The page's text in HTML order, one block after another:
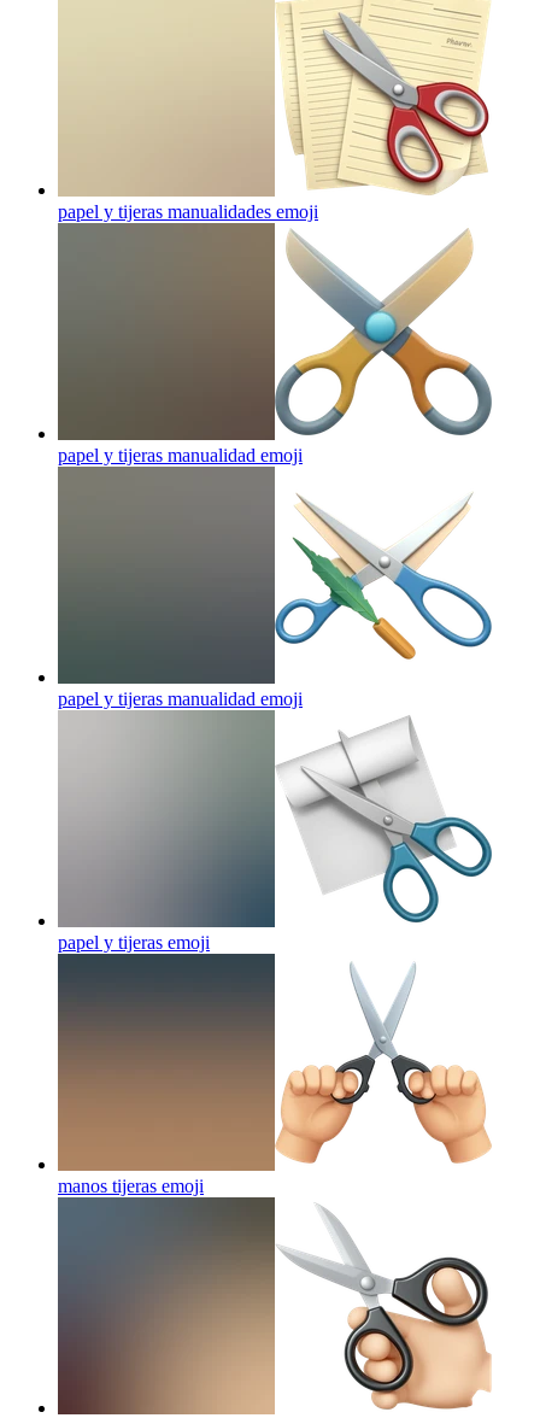
papel y tijeras manualidades emoji
papel y tijeras manualidad emoji
papel y tijeras manualidad emoji
papel y tijeras emoji
manos tijeras emoji